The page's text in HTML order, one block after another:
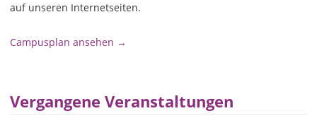
auf unseren Internetseiten.
Campusplan ansehen →
Vergangene Veranstaltungen